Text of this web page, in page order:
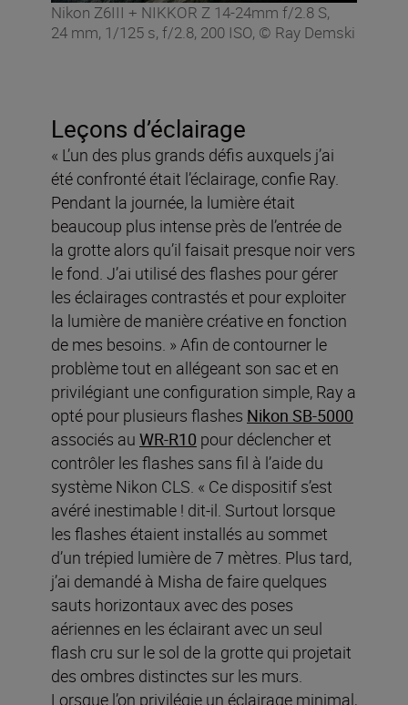
Nikon Z6III + NIKKOR Z 14-24mm f/2.8 S,
24 mm, 1/125 s, f/2.8, 200 ISO, © Ray Demski
Leçons d’éclairage
« L’un des plus grands défis auxquels j’ai
été confronté était l’éclairage, confie Ray.
Pendant la journée, la lumière était
beaucoup plus intense près de l’entrée de
la grotte alors qu’il faisait presque noir vers
le fond. J’ai utilisé des flashes pour gérer
les éclairages contrastés et pour exploiter
la lumière de manière créative en fonction
de mes besoins. » Afin de contourner le
problème tout en allégeant son sac et en
privilégiant une configuration simple, Ray a
opté pour plusieurs flashes Nikon SB-5000
associés au WR-R10 pour déclencher et
contrôler les flashes sans fil à l’aide du
système Nikon CLS. « Ce dispositif s’est
avéré inestimable ! dit-il. Surtout lorsque
les flashes étaient installés au sommet
d’un trépied lumière de 7 mètres. Plus tard,
j’ai demandé à Misha de faire quelques
sauts horizontaux avec des poses
aériennes en les éclairant avec un seul
flash cru sur le sol de la grotte qui projetait
des ombres distinctes sur les murs.
Lorsque l’on privilégie un éclairage minimal,